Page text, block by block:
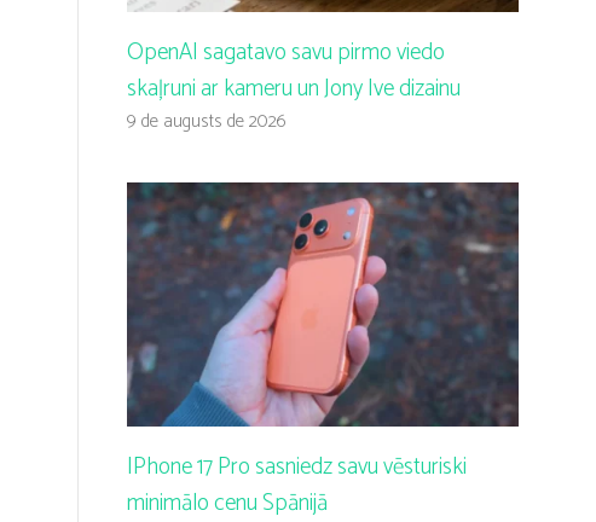
OpenAI sagatavo savu pirmo viedo
skaļruni ar kameru un Jony Ive dizainu
9 de augusts de 2026
IPhone 17 Pro sasniedz savu vēsturiski
minimālo cenu Spānijā